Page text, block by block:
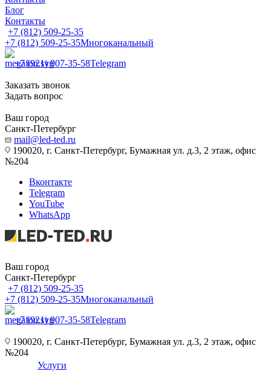
Блог
Контакты
+7 (812) 509-25-35
+7 (812) 509-25-35Многоканальный
+7 (921) 907-35-58Telegram
Заказать звонок
Задать вопрос
Ваш город
Санкт-Петербург
mail@led-ted.ru
190020, г. Санкт-Петербург, Бумажная ул. д.3, 2 этаж, офис
№204
Вконтакте
Telegram
YouTube
WhatsApp
Ваш город
Санкт-Петербург
+7 (812) 509-25-35
+7 (812) 509-25-35Многоканальный
+7 (921) 907-35-58Telegram
190020, г. Санкт-Петербург, Бумажная ул. д.3, 2 этаж, офис
№204
Услуги